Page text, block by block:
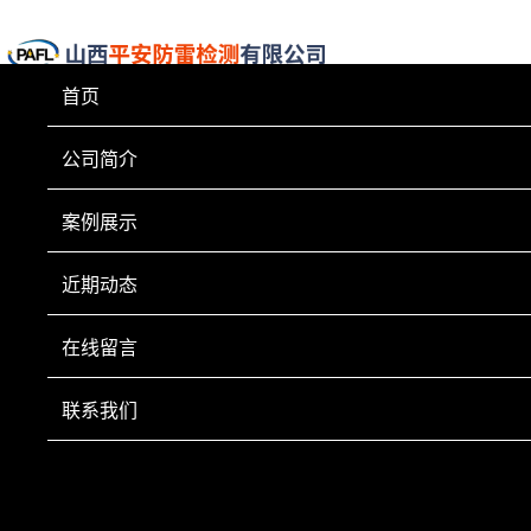
首页
公司简介
案例展示
近期动态
在线留言
联系我们